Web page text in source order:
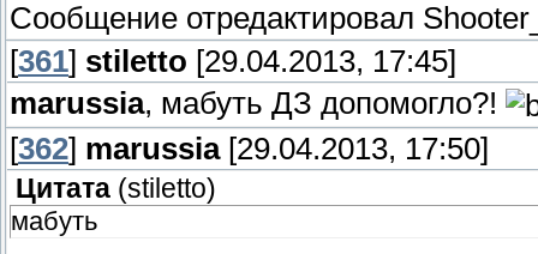
Сообщение отредактировал
[361] stiletto [29.04.2013, 17:45]
marussia, мабуть ДЗ допомогло?!
[362] marussia[29.04.2013, 17:50]
Цитата (stiletto)
мабуть